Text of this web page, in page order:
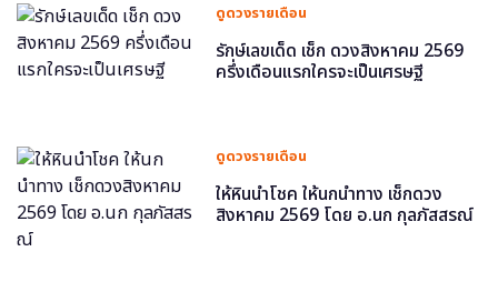
ดูดวงรายเดือน
รักษ์เลขเด็ด เช็ก ดวงสิงหาคม 2569
ครึ่งเดือนแรกใครจะเป็นเศรษฐี
ดูดวงรายเดือน
ให้หินนำโชค ให้นกนำทาง เช็กดวง
สิงหาคม 2569 โดย อ.นก กุลภัสสรณ์